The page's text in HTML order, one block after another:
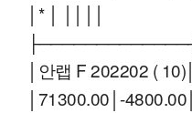
│* │ ││││
│안랩 F 202202 (
│71300.00│-